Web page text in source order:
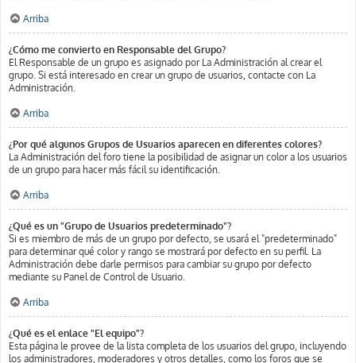
Arriba
¿Cómo me convierto en Responsable del Grupo?
El Responsable de un grupo es asignado por La Administración al crear el
grupo. Si está interesado en crear un grupo de usuarios, contacte con La
Administración.
Arriba
¿Por qué algunos Grupos de Usuarios aparecen en diferentes colores?
La Administración del foro tiene la posibilidad de asignar un color a los usuarios
de un grupo para hacer más fácil su identificación.
Arriba
¿Qué es un "Grupo de Usuarios predeterminado"?
Si es miembro de más de un grupo por defecto, se usará el "predeterminado"
para determinar qué color y rango se mostrará por defecto en su perfil. La
Administración debe darle permisos para cambiar su grupo por defecto
mediante su Panel de Control de Usuario.
Arriba
¿Qué es el enlace "El equipo"?
Esta página le provee de la lista completa de los usuarios del grupo, incluyendo
los administradores, moderadores y otros detalles, como los foros que se